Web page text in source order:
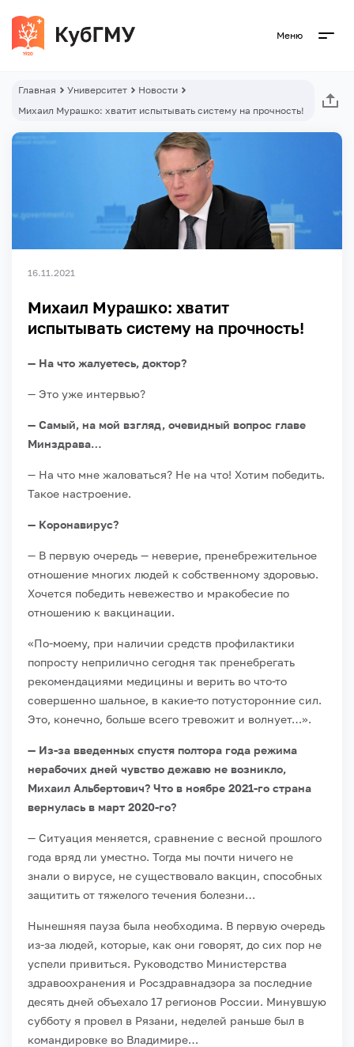
Меню
Главная Университет
Новости
Михаил Мурашко: хватит испытывать систему на прочность!
16.11.2021
Михаил Мурашко: хватит
испытывать систему на прочность!
— На что жалуетесь, доктор?
— Это уже интервью?
— Самый, на мой взгляд, очевидный вопрос главе
Минздрава…
— На что мне жаловаться? Не на что! Хотим победить.
Такое настроение.
— Коронавирус?
— В первую очередь — неверие, пренебрежительное
отношение многих людей к собственному здоровью.
Хочется победить невежество и мракобесие по
отношению к вакцинации.
«По-моему, при наличии средств профилактики
попросту неприлично сегодня так пренебрегать
рекомендациями медицины и верить во что-то
совершенно шальное, в какие-то потусторонние сил.
Это, конечно, больше всего тревожит и волнует…».
— Из-за введенных спустя полтора года режима
нерабочих дней чувство дежавю не возникло,
Михаил Альбертович? Что в ноябре 2021-го страна
вернулась в март 2020-го?
— Ситуация меняется, сравнение с весной прошлого
года вряд ли уместно. Тогда мы почти ничего не
знали о вирусе, не существовало вакцин, способных
защитить от тяжелого течения болезни…
Нынешняя пауза была необходима. В первую очередь
из-за людей, которые, как они говорят, до сих пор не
успели привиться. Руководство Министерства
здравоохранения и Росздравнадзора за последние
десять дней объехало 17 регионов России. Минувшую
субботу я провел в Рязани, неделей раньше был в
командировке во Владимире…